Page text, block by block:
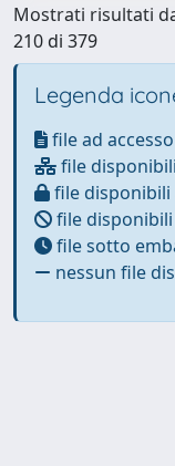
Mostrati risultati
210 di 379
Legenda
file ad
file
file
file
file sotto
nessun file